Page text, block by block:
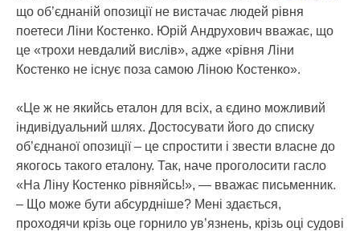
що об’єднаній опозиції не вистачає людей рівня
поетеси Ліни Костенко. Юрій Андрухович вважає, що
це «трохи невдалий вислів», адже «рівня Ліни
Костенко не існує поза самою Ліною Костенко».
«Це ж не якийсь еталон для всіх, а єдино можливий
індивідуальний шлях. Достосувати його до списку
об’єднаної опозиції – це спростити і звести власне до
якогось такого еталону. Так, наче проголосити гасло
«На Ліну Костенко рівняйсь!», — вважає письменник.
– Що може бути абсурдніше? Мені здається,
проходячи крізь оце горнило ув’язнень, крізь оці судові